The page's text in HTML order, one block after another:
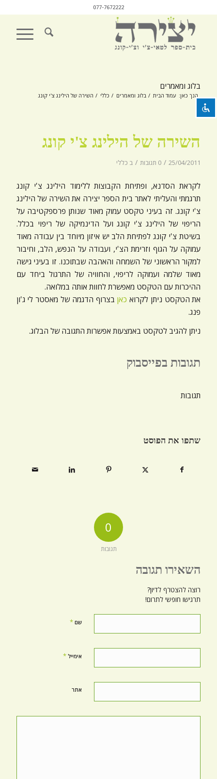
visibility_off השבת את ההבזקים
settings צבע רקע
remove_circle_outline הקטנת גופן
add_circle_outline הגדלת גופן
spellcheck גופן קריא
ניגודיות בהירה
brightness_low ניגודיות כהה
הוסף קו תחתון לקישורים
font_download סמן קישורים
לאפס
את
cached
077-7672222
בלוג ומאמרים
הנך כאן: עמוד הבית / בלוג ומאמרים / כללי / השירה של הילינג צ'י קונג
השירה של הילינג צ'י קונג
25/04/2011
/ 0 תגובות / ב כללי
לקראת הסדנא, ופתיחת הקבוצות ללימוד הילינג צ'י קונג
תרגמתי והעליתי לאתר בית הספר יצירה את השירה של הילינג
צ'י קונג. זה בעיני טקסט עמוק מאוד שנותן פרספקטיבה על
הריפוי של הילינג צ'י קונג ועל הדינמיקה של ריפוי בכלל.
בשיטת צ'י קונג לפתיחת הלב יש איזון מיוחד בין עבודה מאוד
עמוקה על הגוף וזרימת הצ'י, ועבודה על הנפש, הלב, וחיבור
למקור הראשוני של השמחה והאהבה שבתוכנו. זו בעיני גישה
מאוד שלמה ועמוקה לריפוי, והחוויה של התרגול ביחד עם
ההיכרות עם הטקסט מאפשרת לחוות אותה במלואה.
את הטקסט ניתן לקרוא כאן בצרוף הדגמה של מאסטר לי ג'ון
פנג.
ניתן להגיב לטקסט באמצעות אפשרות התגובה של הבלוג.
תגובות בפייסבוק
תגובות
שתפו את הפוסט
0
תגובות
השאירו תגובה
רוצה להצטרף לדיון?
תרגישו חופשי לתרום!
שם *
אימייל *
אתר